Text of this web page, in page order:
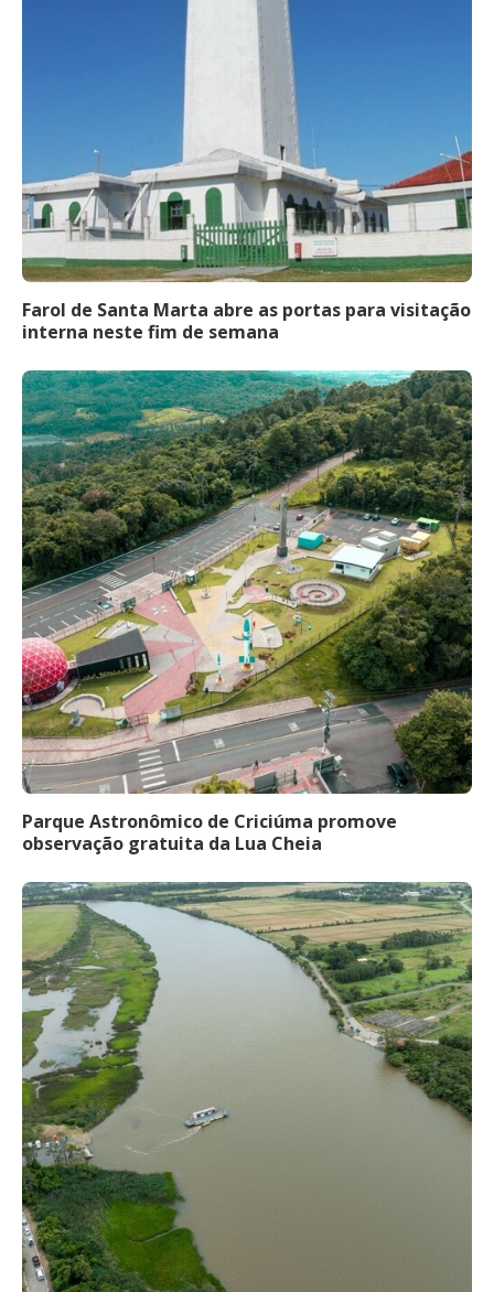
Farol de Santa Marta abre as portas para visitação
interna neste fim de semana
Parque Astronômico de Criciúma promove
observação gratuita da Lua Cheia